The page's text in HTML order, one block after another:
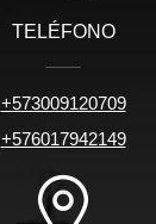
TELÉFONO
+573009120709
+576017942149